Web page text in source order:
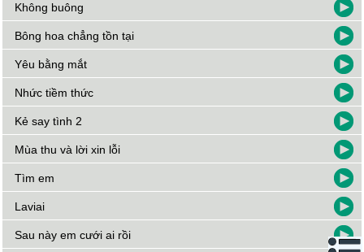
Không buông
Bông hoa chẳng tồn tại
Yêu bằng mắt
Nhức tiềm thức
Kẻ say tình 2
Mùa thu và lời xin lỗi
Tìm em
Laviai
Sau này em cưới ai rồi